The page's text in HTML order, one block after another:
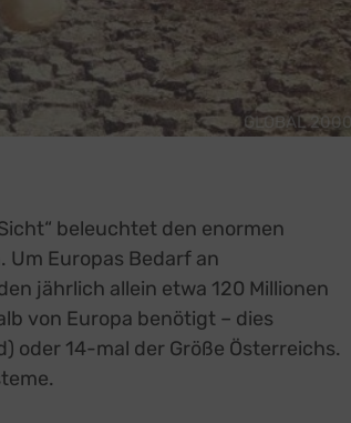
GLOBAL 2000
beleuchtet den enormen
Um Europas Bedarf an
jährlich allein etwa 120 Millionen
von Europa benötigt – dies
oder 14-mal der Größe Österreichs.